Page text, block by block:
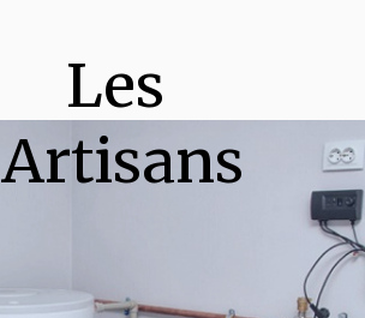
Les
Artisans